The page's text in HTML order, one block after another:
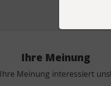
Ihre Meinung
Ihre Meinung interessiert uns!